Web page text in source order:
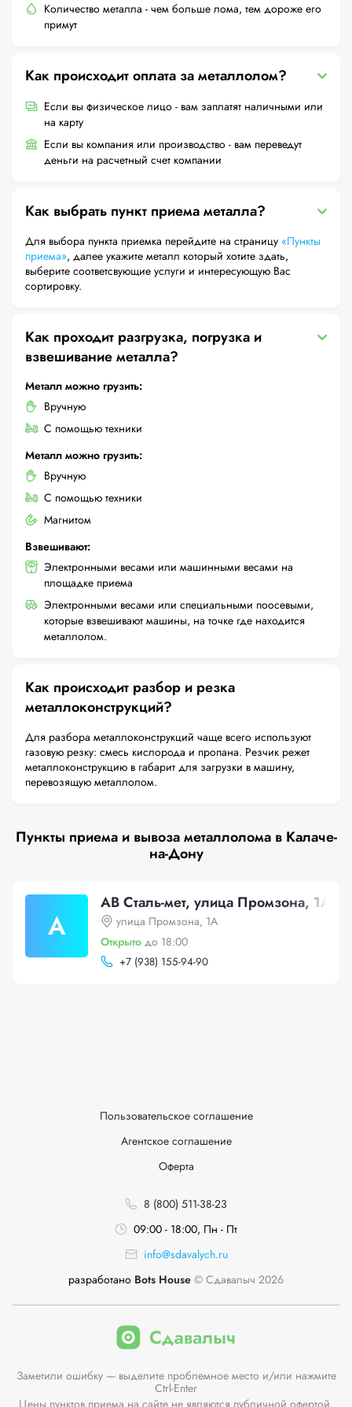
Количество металла - чем больше лома, тем дороже его
примут
Как происходит оплата за металлолом?
Если вы физическое лицо - вам заплатят наличными или
на карту
Если вы компания или производство - вам переведут
деньги на расчетный счет компании
Как выбрать пункт приема металла?
Для выбора пункта приемка перейдите на страницу «Пункты
приема», далее укажите металл который хотите здать,
выберите соответсвующие услуги и интересующую Вас
сортировку.
Как проходит разгрузка, погрузка и
взвешивание металла?
Металл можно грузить:
Вручную
С помощью техники
Металл можно грузить:
Вручную
С помощью техники
Магнитом
Взвешивают:
Электронными весами или машинными весами на
площадке приема
Электронными весами или специальными поосевыми,
которые взвешивают машины, на точке где находится
металлолом.
Как происходит разбор и резка
металлоконструкций?
Для разбора металлоконструкций чаще всего используют
газовую резку: смесь кислорода и пропана. Резчик режет
металлоконструкцию в габарит для загрузки в машину,
перевозящую металлолом.
Пункты приема и вывоза металлолома в Калаче-
на-Дону
А
АВ Сталь-мет, улица Промзона, 1А
улица Промзона, 1А
Открыто до 18:00
+7 (938) 155-94-90
Пользовательское соглашение
Агентское соглашение
Оферта
8 (800) 511-38-23
09:00 - 18:00, Пн - Пт
info@sdavalych.ru
разработано Bots House © Сдавалыч 2026
Заметили ошибку — выделите проблемное место и/или нажмите
Ctrl-Enter
Цены пунктов приема на сайте не являются публичной офертой.